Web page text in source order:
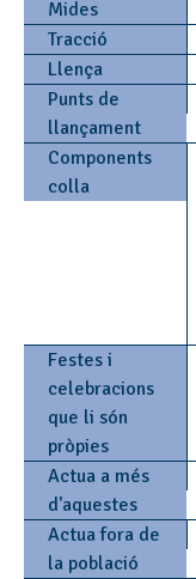
Mides
Tracció
Llença
Punts de
llançament
Components
colla
Festes i
celebracions
que li són
pròpies
Actua a més
d'aquestes
Actua fora de
la població